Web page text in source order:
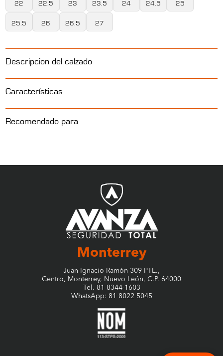
22 22.5 23 23.5 24 24.5 25
25.5 26 26.5 27
Descripcion del calzado
Calzado de Seguridad Deportivo con Puntera de Policarbonato para
Piel Nobuck Negro y Malla Textil Negra
Características
Tallas Disponibles 22 – 27
Puntera de Protección +
Tipo II + Tipo III; NOM-113-
Recomendado para
Monterrey
Juan Ignacio Ramón 309 PTE.,
Centro, Monterrey, Nuevo León, C.P. 64000
Tel. 81 8344-1603
WhatsApp: 81 8022 5045